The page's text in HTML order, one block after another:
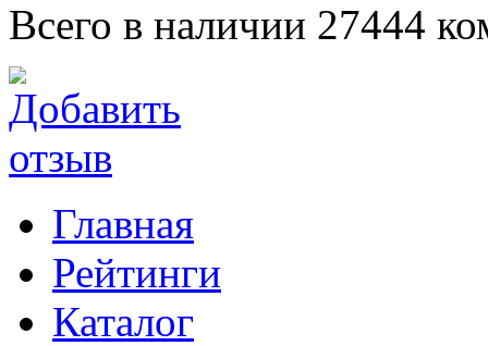
Всего в наличии 27444
Главная
Рейтинги
Каталог